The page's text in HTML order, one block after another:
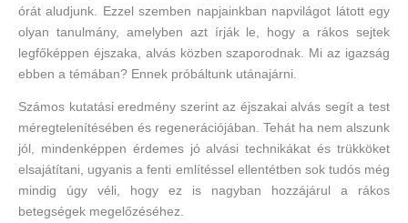
órát aludjunk. Ezzel szemben napjainkban napvilágot látott egy
olyan tanulmány, amelyben azt írják le, hogy a rákos sejtek
legfőképpen éjszaka, alvás közben szaporodnak. Mi az igazság
ebben a témában? Ennek próbáltunk utánajárni.
Számos kutatási eredmény szerint az éjszakai alvás segít a test
méregtelenítésében és regenerációjában. Tehát ha nem alszunk
jól, mindenképpen érdemes jó alvási technikákat és trükköket
elsajátítani, ugyanis a fenti említéssel ellentétben sok tudós még
mindig úgy véli, hogy ez is nagyban hozzájárul a rákos
betegségek megelőzéséhez.